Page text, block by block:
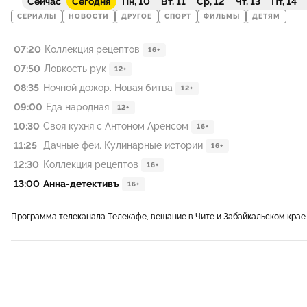
СЕРИАЛЫ НОВОСТИ ДРУГОЕ СПОРТ ФИЛЬМЫ ДЕТЯМ
07:20 Коллекция рецептов 16+
07:50 Ловкость рук 12+
08:35 Ночной дожор. Новая битва 12+
09:00 Еда народная 12+
10:30 Своя кухня с Антоном Аренсом 16+
11:25 Дачные феи. Кулинарные истории 16+
12:30 Коллекция рецептов 16+
13:00 Анна-детективъ 16+
Программа телеканала Телекафе, вещание в Чите и Забайкальском крае